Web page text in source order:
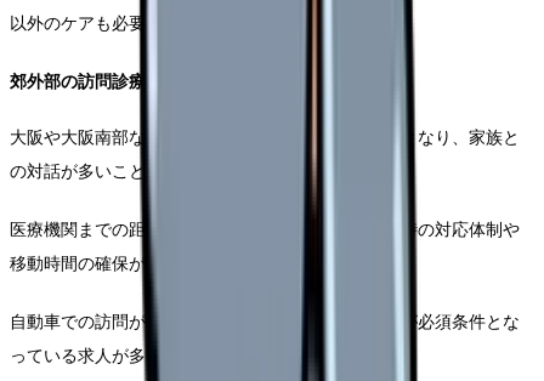
以外のケアも必要とされています。
郊外部の訪問診療体制
大阪や大阪南部などの郊外部では、戸建住宅が中心となり、家族と
の対話が多いことが特徴です。
医療機関までの距離が都市部より長いために、緊急時の対応体制や
移動時間の確保が重要となります。
自動車での訪問が基本となるため、運転免許の保持が必須条件とな
っている求人が多く見られます。